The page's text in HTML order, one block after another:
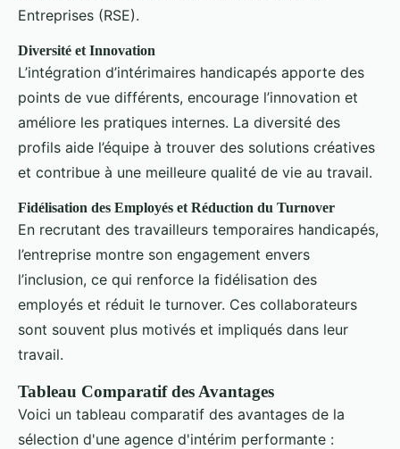
Entreprises (RSE).
Diversité et Innovation
L’intégration d’intérimaires handicapés apporte des
points de vue différents, encourage l’innovation et
améliore les pratiques internes. La diversité des
profils aide l’équipe à trouver des solutions créatives
et contribue à une meilleure qualité de vie au travail.
Fidélisation des Employés et Réduction du Turnover
En recrutant des travailleurs temporaires handicapés,
l’entreprise montre son engagement envers
l’inclusion, ce qui renforce la fidélisation des
employés et réduit le turnover. Ces collaborateurs
sont souvent plus motivés et impliqués dans leur
travail.
Tableau Comparatif des Avantages
Voici un tableau comparatif des avantages de la
sélection d'une agence d'intérim performante :